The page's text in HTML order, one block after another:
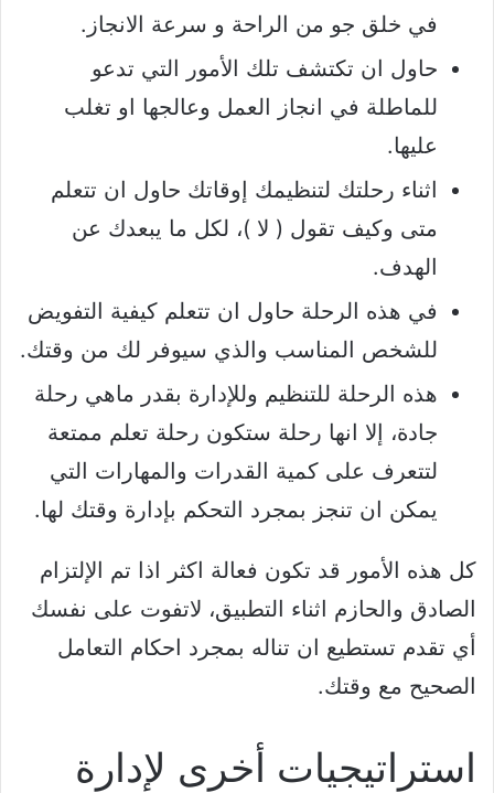
في خلق جو من الراحة و سرعة الانجاز.
حاول ان تكتشف تلك الأمور التي تدعو
للماطلة في انجاز العمل وعالجها او تغلب
عليها.
اثناء رحلتك لتنظيمك إوقاتك حاول ان تتعلم
متى وكيف تقول ( لا )، لكل ما يبعدك عن
الهدف.
في هذه الرحلة حاول ان تتعلم كيفية التفويض
للشخص المناسب والذي سيوفر لك من وقتك.
هذه الرحلة للتنظيم وللإدارة بقدر ماهي رحلة
جادة، إلا انها رحلة ستكون رحلة تعلم ممتعة
لتتعرف على كمية القدرات والمهارات التي
يمكن ان تنجز بمجرد التحكم بإدارة وقتك لها.
كل هذه الأمور قد تكون فعالة اكثر اذا تم الإلتزام
الصادق والحازم اثناء التطبيق، لاتفوت على نفسك
أي تقدم تستطيع ان تناله بمجرد احكام التعامل
الصحيح مع وقتك.
استراتيجيات أخرى لإدارة